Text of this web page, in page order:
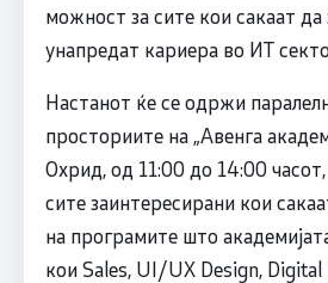
можност за сите кои сакаат да
унапредат кариера во ИТ
Настанот ќе се одржи
просториите на „Авенга
Охрид, од 11:00 до 14:00
сите заинтересирани кои
на програмите што
кои Sales, UI/UX Design,